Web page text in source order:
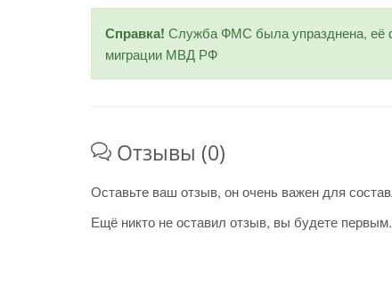
Справка! Служба ФМС была упразднена, её
миграции МВД РФ
Отзывы (0)
Оставьте ваш отзыв, он очень важен для
Ещё никто не оставил отзыв, вы будете первым.